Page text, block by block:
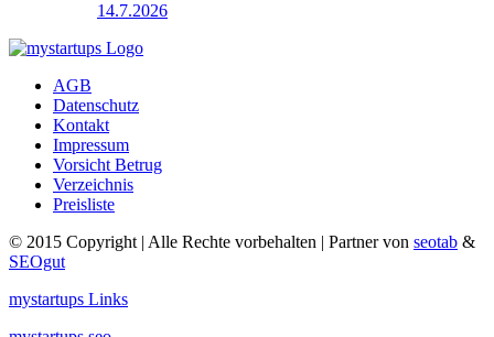
14.7.2026
AGB
Datenschutz
Kontakt
Impressum
Vorsicht Betrug
Verzeichnis
Preisliste
© 2015 Copyright | Alle Rechte vorbehalten | Partner von seotab &
SEOgut
mystartups Links